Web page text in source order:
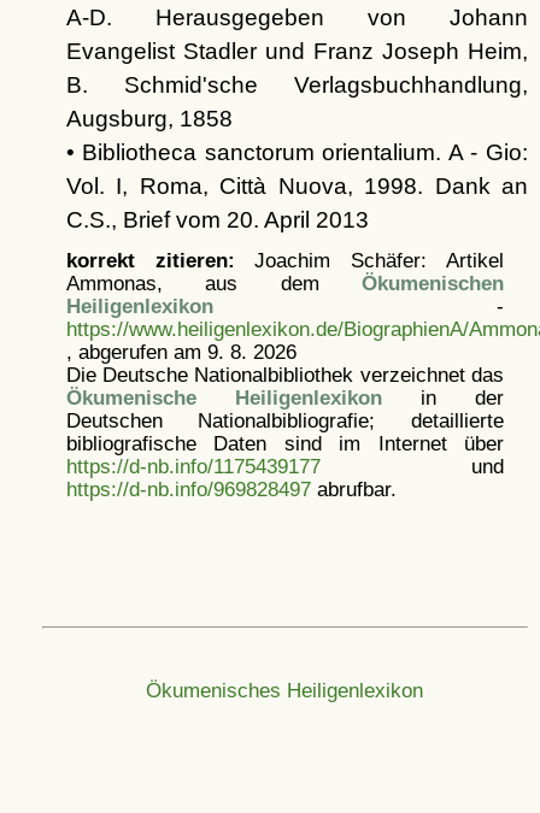
A-D. Herausgegeben von Johann
Evangelist Stadler und Franz Joseph Heim,
B. Schmid'sche Verlagsbuchhandlung,
Augsburg, 1858
• Bibliotheca sanctorum orientalium. A - Gio:
Vol. I, Roma, Città Nuova, 1998. Dank an
C.S., Brief vom 20. April 2013
korrekt zitieren: Joachim Schäfer: Artikel
Ammonas, aus dem Ökumenischen
Heiligenlexikon-
https://www.heiligenlexikon.de/BiographienA/
, abgerufen am 9. 8. 2026
Die Deutsche Nationalbibliothek verzeichnet das
Ökumenische Heiligenlexikonin der
Deutschen Nationalbibliografie; detaillierte
bibliografische Daten sind im Internet über
https://d-nb.info/1175439177und
https://d-nb.info/969828497abrufbar.
Ökumenisches Heiligenlexikon